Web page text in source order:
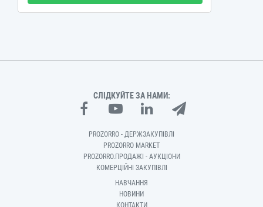
СЛІДКУЙТЕ ЗА НАМИ:
PROZORRO - ДЕРЖЗАКУПІВЛІ
PROZORRO MARKET
PROZORRO.ПРОДАЖІ - АУКЦІОНИ
КОМЕРЦІЙНІ ЗАКУПІВЛІ
НАВЧАННЯ
НОВИНИ
КОНТАКТИ